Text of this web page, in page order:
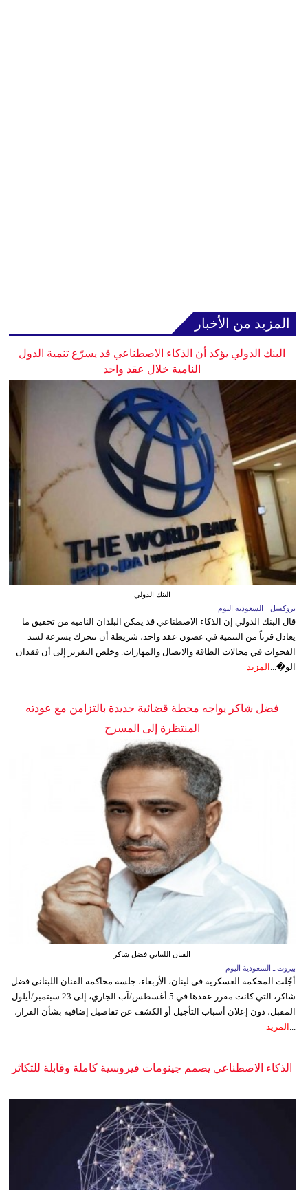
المزيد من الأخبار
البنك الدولي يؤكد أن الذكاء الاصطناعي قد يسرّع تنمية الدول
النامية خلال عقد واحد
البنك الدولي
بروكسل - السعوديه اليوم
قال البنك الدولي إن الذكاء الاصطناعي قد يمكن البلدان النامية من تحقيق ما
يعادل قرناً من التنمية في غضون عقد واحد، شريطة أن تتحرك بسرعة لسد
الفجوات في مجالات الطاقة والاتصال والمهارات. وخلص التقرير إلى أن فقدان
الو�... المزيد
فضل شاكر يواجه محطة قضائية جديدة بالتزامن مع عودته
المنتظرة إلى المسرح
الفنان اللبناني فضل شاكر
بيروت ـ السعودية اليوم
أجّلت المحكمة العسكرية في لبنان، الأربعاء، جلسة محاكمة الفنان اللبناني فضل
شاكر، التي كانت مقرر عقدها في 5 أغسطس/آب الجاري، إلى 23 سبتمبر/أيلول
المقبل، دون إعلان أسباب التأجيل أو الكشف عن تفاصيل إضافية بشأن القرار،
... المزيد
الذكاء الاصطناعي يصمم جينومات فيروسية كاملة وقابلة للتكاثر